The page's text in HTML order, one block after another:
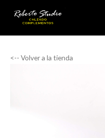
<-- Volver a la tienda